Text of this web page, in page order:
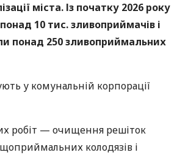
міста. Із початку 2026 року
10 тис. зливоприймачів і
понад 250 зливоприймальних
у комунальній корпорації
робіт — очищення решіток
колодязів і